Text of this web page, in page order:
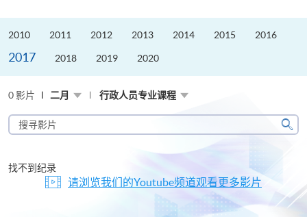
2010 2011 2012 2013 2014 2015 2016
2017 2018 2019 2020
0 影片 二月 行政人员专业课程
搜
寻
片
搜
找不到纪录
请浏览我们的Youtube频道观看更多影片